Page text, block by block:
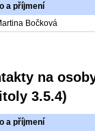
a příjmení
Bočková
na
3.5.4)
a příjmení